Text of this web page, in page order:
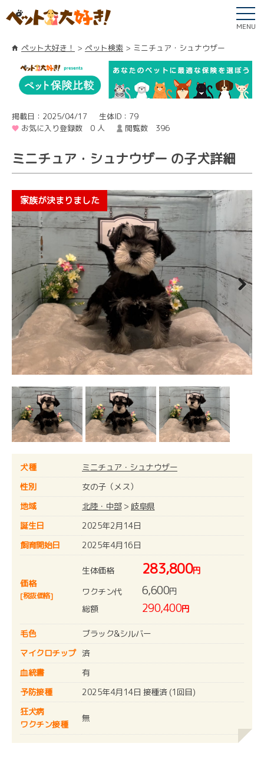
MENU
ペット大好き！ ペット検索 ミニチュア・シュナウザー
掲載日：2025/04/17
生体ID：79
お気に入り登録数 0 人
閲覧数 396
ミニチュア・シュナウザー の子犬詳細
犬種
ミニチュア・シュナウザー
性別
女の子（メス）
地域
北陸・中部> 岐阜県
誕生日
2025年2月14日
飼育開始日
2025年4月16日
価格
[税抜価格]
生体価格 283,800円
ワクチン代
6,600円
総額
290,400円
毛色
ブラック&シルバー
マイクロチップ 済
血統書
有
予防接種
2025年4月14日 接種済 (1回目)
狂犬病
ワクチン接種
無